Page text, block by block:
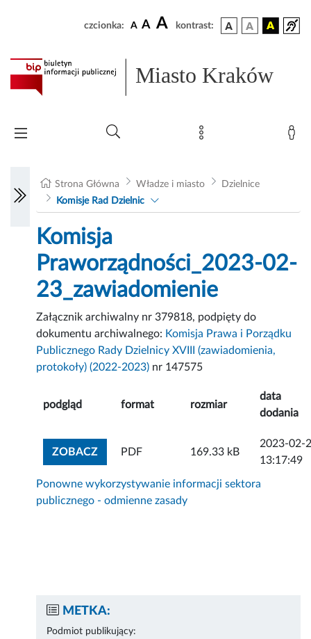
czcionka: A A A kontrast:
Miasto Kraków
Strona Główna Władze i miasto
Dzielnice
Komisje Rad Dzielnic
Komisja
Praworządności_2023-02-
23_zawiadomienie
Załącznik archiwalny nr 379818, podpięty do
dokumentu archiwalnego: Komisja Prawa i Porządku
Publicznego Rady Dzielnicy XVIII (zawiadomienia,
protokoły) (2022-2023) nr 147575
podgląd format rozmiar
data
dodania
ZOBACZZOBACZ ZAŁĄCZNIK
PDF 169.33 kB
2023-02-
13:17:49
Ponowne wykorzystywanie informacji sektora
publicznego - odmienne zasady
METKA:
Podmiot publikujący: